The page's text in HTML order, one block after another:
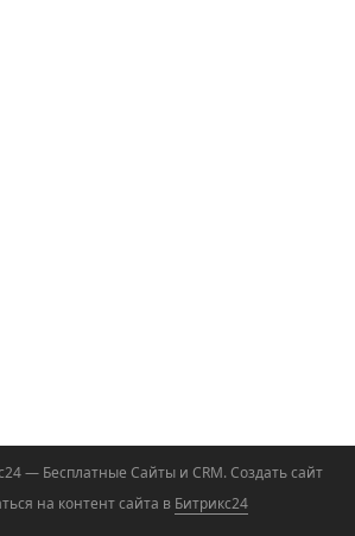
— Бесплатные Сайты и CRM.Создать сайт
на контент cайта в Битрикс24